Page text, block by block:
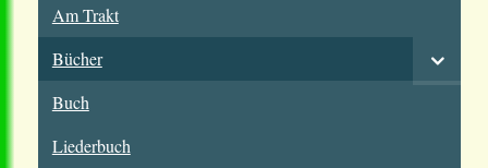
Am Trakt
Bücher
Buch
Liederbuch